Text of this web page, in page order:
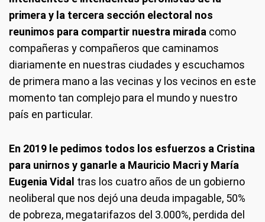
primera y la tercera sección electoral nos
reunimos para compartir nuestra mirada como
compañeras y compañeros que caminamos
diariamente en nuestras ciudades y escuchamos
de primera mano a las vecinas y los vecinos en este
momento tan complejo para el mundo y nuestro
país en particular.
En 2019 le pedimos todos los esfuerzos a Cristina
para unirnos y ganarle a Mauricio Macri y María
Eugenia Vidal tras los cuatro años de un gobierno
neoliberal que nos dejó una deuda impagable, 50%
de pobreza, megatarifazos del 3.000%, perdida del